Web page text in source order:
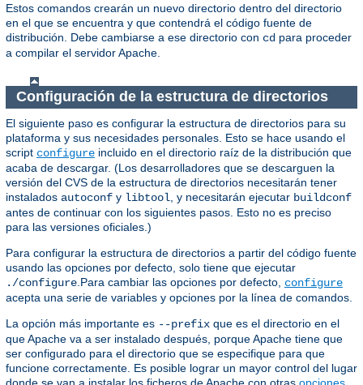
Estos comandos crearán un nuevo directorio dentro del directorio
en el que se encuentra y que contendrá el código fuente de
distribución. Debe cambiarse a ese directorio con cd para proceder
a compilar el servidor Apache.
Configuración de la estructura de directorios
El siguiente paso es configurar la estructura de directorios para su
plataforma y sus necesidades personales. Esto se hace usando el
script configure incluido en el directorio raíz de la distribución que
acaba de descargar. (Los desarrolladores que se descarguen la
versión del CVS de la estructura de directorios necesitarán tener
instalados autoconf y libtool , y necesitarán ejecutar buildconf
antes de continuar con los siguientes pasos. Esto no es preciso
para las versiones oficiales.)
Para configurar la estructura de directorios a partir del código fuente
usando las opciones por defecto, solo tiene que ejecutar
./configure .Para cambiar las opciones por defecto, configure
acepta una serie de variables y opciones por la línea de comandos.
La opción más importante es --prefix que es el directorio en el
que Apache va a ser instalado después, porque Apache tiene que
ser configurado para el directorio que se especifique para que
funcione correctamente. Es posible lograr un mayor control del lugar